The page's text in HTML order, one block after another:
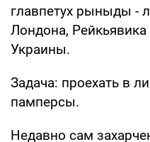
главпетух рыныды -
Лондона, Рейкьявика
Украины.
Задача: проехать в
памперсы.
Недавно сам